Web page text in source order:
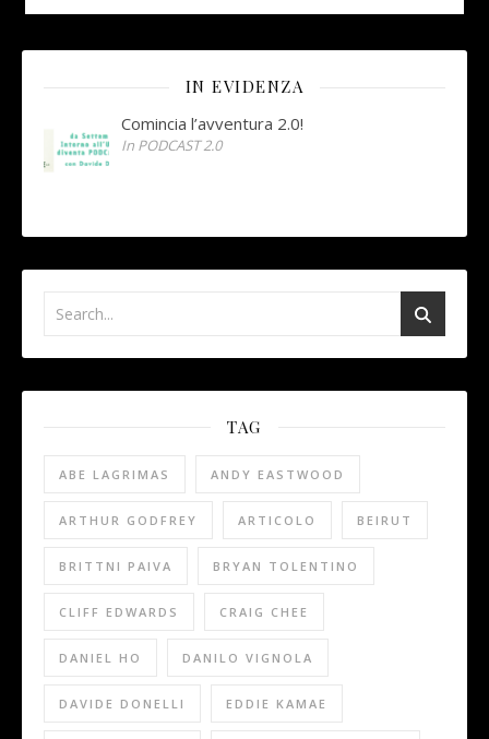
IN EVIDENZA
Comincia l’avventura 2.0!
In PODCAST 2.0
TAG
ABE LAGRIMAS ANDY EASTWOOD
ARTHUR GODFREY ARTICOLO BEIRUT
BRITTNI PAIVA BRYAN TOLENTINO
CLIFF EDWARDS CRAIG CHEE
DANIEL HO DANILO VIGNOLA
DAVIDE DONELLI EDDIE KAMAE